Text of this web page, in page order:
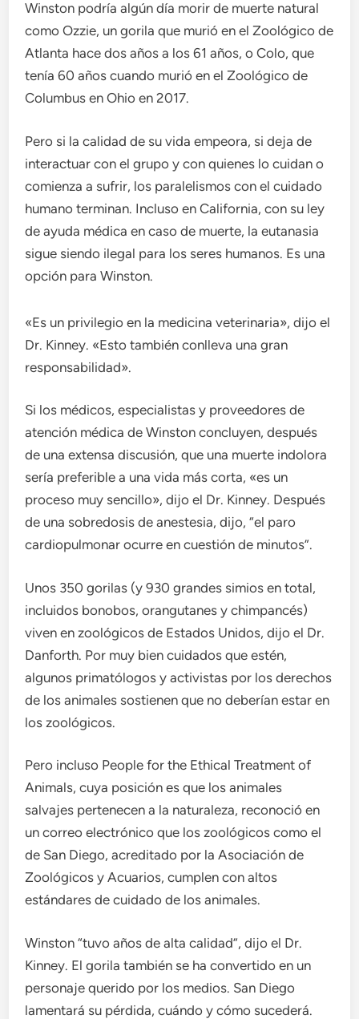
Winston podría algún día morir de muerte natural
como Ozzie, un gorila que murió en el Zoológico de
Atlanta hace dos años a los 61 años, o Colo, que
tenía 60 años cuando murió en el Zoológico de
Columbus en Ohio en 2017.
Pero si la calidad de su vida empeora, si deja de
interactuar con el grupo y con quienes lo cuidan o
comienza a sufrir, los paralelismos con el cuidado
humano terminan. Incluso en California, con su ley
de ayuda médica en caso de muerte, la eutanasia
sigue siendo ilegal para los seres humanos. Es una
opción para Winston.
«Es un privilegio en la medicina veterinaria», dijo el
Dr. Kinney. «Esto también conlleva una gran
responsabilidad».
Si los médicos, especialistas y proveedores de
atención médica de Winston concluyen, después
de una extensa discusión, que una muerte indolora
sería preferible a una vida más corta, «es un
proceso muy sencillo», dijo el Dr. Kinney. Después
de una sobredosis de anestesia, dijo, “el paro
cardiopulmonar ocurre en cuestión de minutos”.
Unos 350 gorilas (y 930 grandes simios en total,
incluidos bonobos, orangutanes y chimpancés)
viven en zoológicos de Estados Unidos, dijo el Dr.
Danforth. Por muy bien cuidados que estén,
algunos primatólogos y activistas por los derechos
de los animales sostienen que no deberían estar en
los zoológicos.
Pero incluso People for the Ethical Treatment of
Animals, cuya posición es que los animales
salvajes pertenecen a la naturaleza, reconoció en
un correo electrónico que los zoológicos como el
de San Diego, acreditado por la Asociación de
Zoológicos y Acuarios, cumplen con altos
estándares de cuidado de los animales.
Winston “tuvo años de alta calidad”, dijo el Dr.
Kinney. El gorila también se ha convertido en un
personaje querido por los medios. San Diego
lamentará su pérdida, cuándo y cómo sucederá.